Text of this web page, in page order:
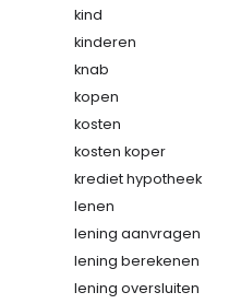
kind
kinderen
knab
kopen
kosten
kosten koper
krediet hypotheek
lenen
lening aanvragen
lening berekenen
lening oversluiten